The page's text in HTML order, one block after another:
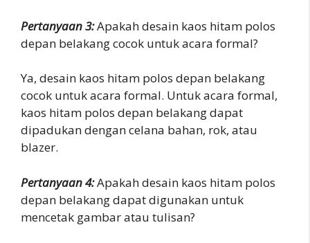
Pertanyaan 3:Apakah desain kaos hitam polos
depan belakang cocok untuk acara formal?
Ya, desain kaos hitam polos depan belakang
cocok untuk acara formal. Untuk acara formal,
kaos hitam polos depan belakang dapat
dipadukan dengan celana bahan, rok, atau
blazer.
Pertanyaan 4:Apakah desain kaos hitam polos
depan belakang dapat digunakan untuk
mencetak gambar atau tulisan?